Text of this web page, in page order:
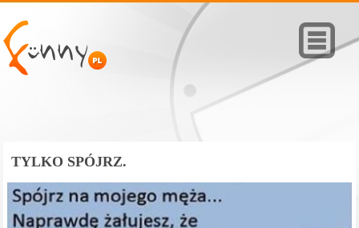
TYLKO SPÓJRZ.